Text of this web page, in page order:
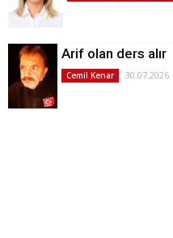
Arif olan ders alır
Cemil Kenar 30.07.2026